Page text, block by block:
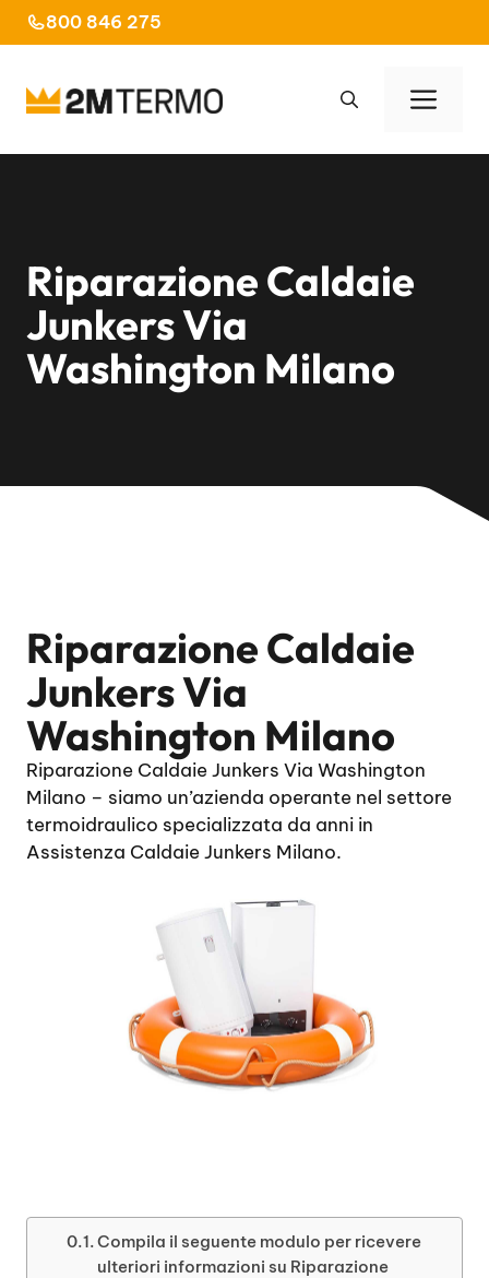
al
800 846 275
Riparazione Caldaie
Junkers Via
Washington Milano
Riparazione Caldaie
Junkers Via
Washington Milano
Riparazione Caldaie Junkers Via Washington
Milano – siamo un’azienda operante nel settore
termoidraulico specializzata da anni in
Assistenza Caldaie Junkers Milano.
Compila il seguente modulo per ricevere
ulteriori informazioni su Riparazione